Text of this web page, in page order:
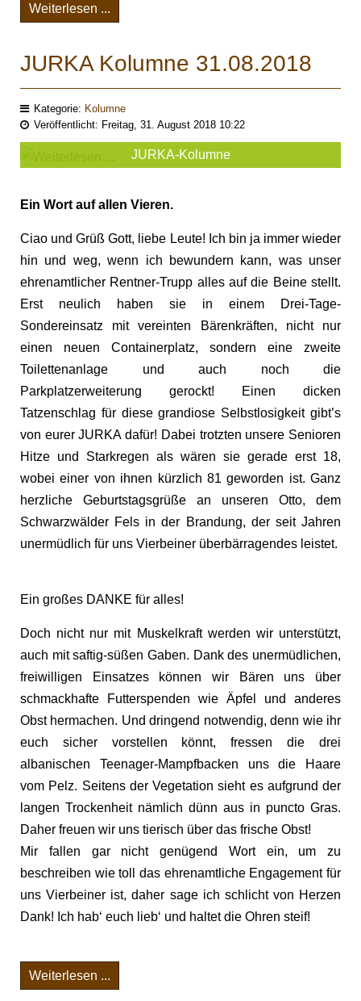
Weiterlesen ...
JURKA Kolumne 31.08.2018
Kategorie: Kolumne
Veröffentlicht: Freitag, 31. August 2018 10:22
JURKA-Kolumne
Ein Wort auf allen Vieren.
Ciao und Grüß Gott, liebe Leute! Ich bin ja immer wieder
hin und weg, wenn ich bewundern kann, was unser
ehrenamtlicher Rentner-Trupp alles auf die Beine stellt.
Erst neulich haben sie in einem Drei-Tage-
Sondereinsatz mit vereinten Bärenkräften, nicht nur
einen neuen Containerplatz, sondern eine zweite
Toilettenanlage und auch noch die
Parkplatzerweiterung gerockt! Einen dicken
Tatzenschlag für diese grandiose Selbstlosigkeit gibt’s
von eurer JURKA dafür! Dabei trotzten unsere Senioren
Hitze und Starkregen als wären sie gerade erst 18,
wobei einer von ihnen kürzlich 81 geworden ist. Ganz
herzliche Geburtstagsgrüße an unseren Otto, dem
Schwarzwälder Fels in der Brandung, der seit Jahren
unermüdlich für uns Vierbeiner überbärragendes leistet.
Ein großes DANKE für alles!
Doch nicht nur mit Muskelkraft werden wir unterstützt,
auch mit saftig-süßen Gaben. Dank des unermüdlichen,
freiwilligen Einsatzes können wir Bären uns über
schmackhafte Futterspenden wie Äpfel und anderes
Obst hermachen. Und dringend notwendig, denn wie ihr
euch sicher vorstellen könnt, fressen die drei
albanischen Teenager-Mampfbacken uns die Haare
vom Pelz. Seitens der Vegetation sieht es aufgrund der
langen Trockenheit nämlich dünn aus in puncto Gras.
Daher freuen wir uns tierisch über das frische Obst!
Mir fallen gar nicht genügend Wort ein, um zu
beschreiben wie toll das ehrenamtliche Engagement für
uns Vierbeiner ist, daher sage ich schlicht von Herzen
Dank! Ich hab‘ euch lieb‘ und haltet die Ohren steif!
Weiterlesen ...